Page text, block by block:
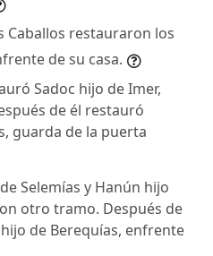
Caballos restauraron los
de su casa.
Sadoc hijo de Imer,
de él restauró
guarda de la puerta
Selemías y Hanún hijo
otro tramo. Después de
de Berequías, enfrente